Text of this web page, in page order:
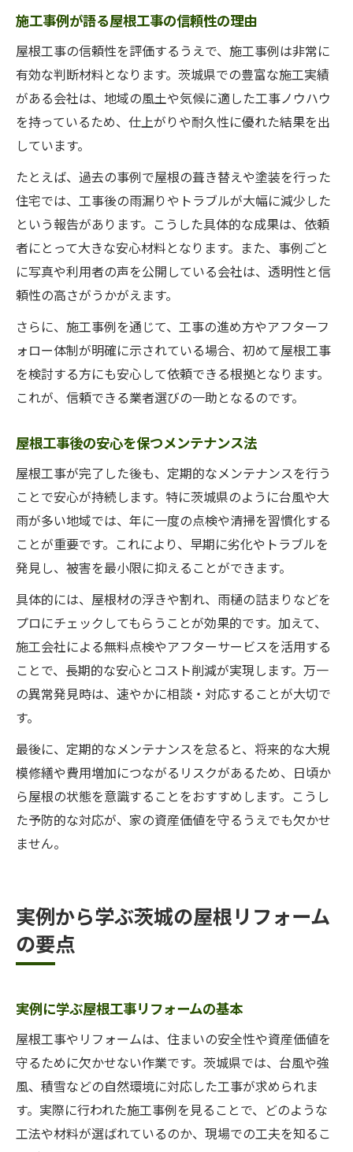
施工事例が語る屋根工事の信頼性の理由
屋根工事の信頼性を評価するうえで、施工事例は非常に
有効な判断材料となります。茨城県での豊富な施工実績
がある会社は、地域の風土や気候に適した工事ノウハウ
を持っているため、仕上がりや耐久性に優れた結果を出
しています。
たとえば、過去の事例で屋根の葺き替えや塗装を行った
住宅では、工事後の雨漏りやトラブルが大幅に減少した
という報告があります。こうした具体的な成果は、依頼
者にとって大きな安心材料となります。また、事例ごと
に写真や利用者の声を公開している会社は、透明性と信
頼性の高さがうかがえます。
さらに、施工事例を通じて、工事の進め方やアフターフ
ォロー体制が明確に示されている場合、初めて屋根工事
を検討する方にも安心して依頼できる根拠となります。
これが、信頼できる業者選びの一助となるのです。
屋根工事後の安心を保つメンテナンス法
屋根工事が完了した後も、定期的なメンテナンスを行う
ことで安心が持続します。特に茨城県のように台風や大
雨が多い地域では、年に一度の点検や清掃を習慣化する
ことが重要です。これにより、早期に劣化やトラブルを
発見し、被害を最小限に抑えることができます。
具体的には、屋根材の浮きや割れ、雨樋の詰まりなどを
プロにチェックしてもらうことが効果的です。加えて、
施工会社による無料点検やアフターサービスを活用する
ことで、長期的な安心とコスト削減が実現します。万一
の異常発見時は、速やかに相談・対応することが大切で
す。
最後に、定期的なメンテナンスを怠ると、将来的な大規
模修繕や費用増加につながるリスクがあるため、日頃か
ら屋根の状態を意識することをおすすめします。こうし
た予防的な対応が、家の資産価値を守るうえでも欠かせ
ません。
実例から学ぶ茨城の屋根リフォーム
の要点
実例に学ぶ屋根工事リフォームの基本
屋根工事やリフォームは、住まいの安全性や資産価値を
守るために欠かせない作業です。茨城県では、台風や強
風、積雪などの自然環境に対応した工事が求められま
す。実際に行われた施工事例を見ることで、どのような
工法や材料が選ばれているのか、現場での工夫を知るこ